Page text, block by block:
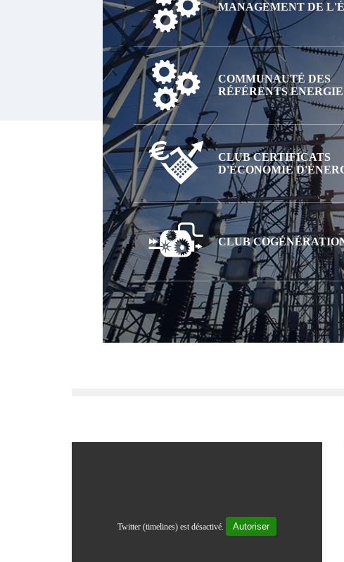
MANAGEMENT DE
COMMUNAUTÉ DES
RÉFÉRENTS ENERGIE
CLUB CERTIFICATS
D'ÉCONOMIE
CLUB
Twitter (timelines) est désactivé. Autoriser